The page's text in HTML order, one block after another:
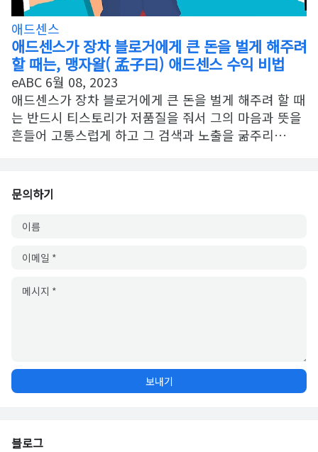
애드센스
애드센스가 장차 블로거에게 큰 돈을 벌게 해주려
할 때는, 맹자왈( 孟子曰) 애드센스 수익 비법
eABC 6월 08, 2023
애드센스가 장차 블로거에게 큰 돈을 벌게 해주려 할 때
는 반드시 티스토리가 저품질을 줘서 그의 마음과 뜻을
흔들어 고통스럽게 하고 그 검색과 노출을 굶주리…
문의하기
블로그